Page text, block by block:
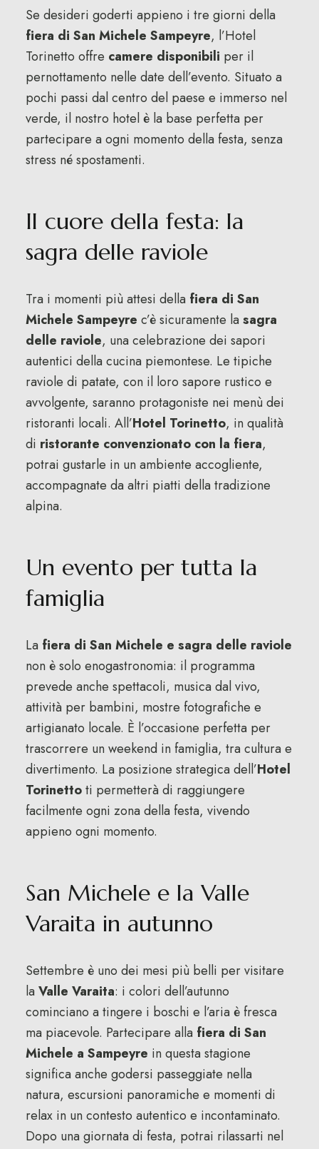
Se desideri goderti appieno i tre giorni della
fiera di San Michele Sampeyre, l’Hotel
Torinetto offre camere disponibili per il
pernottamento nelle date dell’evento. Situato a
pochi passi dal centro del paese e immerso nel
verde, il nostro hotel è la base perfetta per
partecipare a ogni momento della festa, senza
stress né spostamenti.
Il cuore della festa: la
sagra delle raviole
Tra i momenti più attesi della fiera di San
Michele Sampeyre c’è sicuramente la sagra
delle raviole, una celebrazione dei sapori
autentici della cucina piemontese. Le tipiche
raviole di patate, con il loro sapore rustico e
avvolgente, saranno protagoniste nei menù dei
ristoranti locali. All’Hotel Torinetto, in qualità
di ristorante convenzionato con la fiera,
potrai gustarle in un ambiente accogliente,
accompagnate da altri piatti della tradizione
alpina.
Un evento per tutta la
famiglia
La fiera di San Michele e sagra delle raviole
non è solo enogastronomia: il programma
prevede anche spettacoli, musica dal vivo,
attività per bambini, mostre fotografiche e
artigianato locale. È l’occasione perfetta per
trascorrere un weekend in famiglia, tra cultura e
divertimento. La posizione strategica dell’Hotel
Torinettoti permetterà di raggiungere
facilmente ogni zona della festa, vivendo
appieno ogni momento.
San Michele e la Valle
Varaita in autunno
Settembre è uno dei mesi più belli per visitare
la Valle Varaita: i colori dell’autunno
cominciano a tingere i boschi e l’aria è fresca
ma piacevole. Partecipare alla fiera di San
Michele a Sampeyre in questa stagione
significa anche godersi passeggiate nella
natura, escursioni panoramiche e momenti di
relax in un contesto autentico e incontaminato.
Dopo una giornata di festa, potrai rilassarti nel